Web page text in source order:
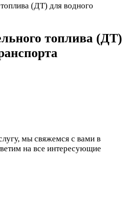
(ДТ) для водного
топлива (ДТ)
мы свяжемся с вами в
на все интересующие